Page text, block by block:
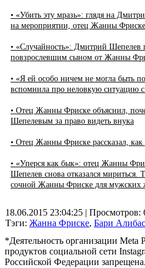
• «Убить эту мразь»: глядя на
на мероприятии, отец Жанны
• «Случайность»: Дмитрий Шепелев
повзрослевшим сыном от Жанны
• «Я ей особо ничем не могла быть
вспомнила про неловкую ситуацию
• Отец Жанны Фриске объяснил,
Шепелевым за право видеть внука
• Отец Жанны Фриске рассказал, как
• «Уперся как бык»: отец Жанны
Шепелев снова отказался
сочной Жанны Фриске для мужских
18.06.2015 23:04:25 | Просмотров:
Тэги: Жанна Фриске, Бари
*Деятельность организации Meta
продуктов социальной сети
Российской Федерации запрещена.